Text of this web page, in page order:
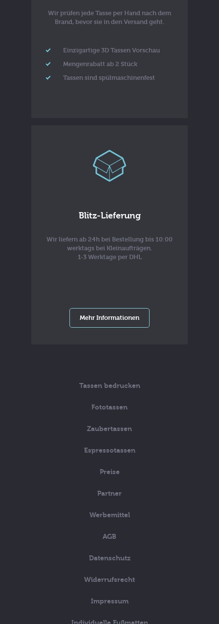
Wir prüfen jede Tasse per Hand nach dem
Brand, bevor sie in den Versand geht.
Einzigartige 3D Tassen Vorschau
Mengenrabatt ab 2 Stück
Tassen sind spülmaschinenfest
Blitz-Lieferung
Wir liefern ab 24h bei Bestellung bis 10:00
werktags bei Kleinaufträgen.
1-3 Werktage per DHL
Mehr Informationen
Tassen bedrucken
Fototassen
Zaubertassen
Espressotassen
Preise
Partner
Werbemittel
AGB
Datenschutz
Widerrufsrecht
Impressum